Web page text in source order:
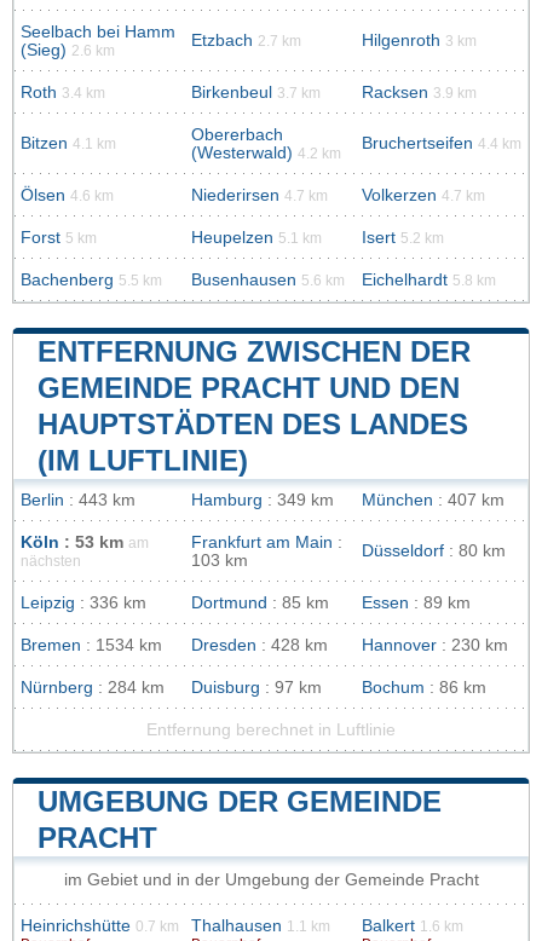
Seelbach bei Hamm
(Sieg) 2.6 km
Etzbach 2.7 km Hilgenroth 3 km
Roth 3.4 km Birkenbeul 3.7 km Racksen 3.9 km
Bitzen 4.1 km
Obererbach
(Westerwald) 4.2 km
Bruchertseifen 4.4 km
Ölsen 4.6 km Niederirsen 4.7 km Volkerzen 4.7 km
Forst 5 km Heupelzen 5.1 km Isert 5.2 km
Bachenberg 5.5 km Busenhausen 5.6 km Eichelhardt 5.8 km
ENTFERNUNG ZWISCHEN DER
GEMEINDE PRACHT UND DEN
HAUPTSTÄDTEN DES LANDES
(IM LUFTLINIE)
Berlin : 443 km Hamburg : 349 km München : 407 km
Köln : 53 km am
nächsten
Frankfurt am Main :
103 km
Düsseldorf : 80 km
Leipzig : 336 km Dortmund : 85 km Essen : 89 km
Bremen : 1534 km Dresden : 428 km Hannover : 230 km
Nürnberg : 284 km Duisburg : 97 km Bochum : 86 km
Entfernung berechnet in Luftlinie
UMGEBUNG DER GEMEINDE
PRACHT
im Gebiet und in der Umgebung der Gemeinde Pracht
Heinrichshütte 0.7 km
Thalhausen 1.1 km
Balkert 1.6 km